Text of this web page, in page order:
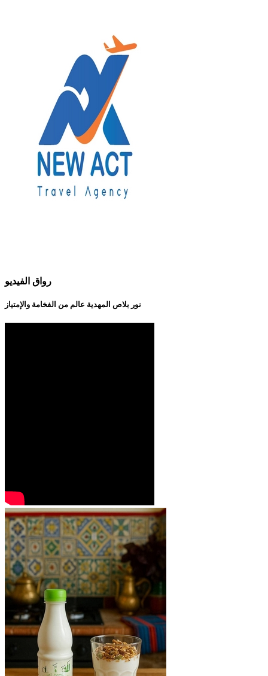
رواق الفيديو
نور بلاص المهدية عالم من الفخامة والإمتياز